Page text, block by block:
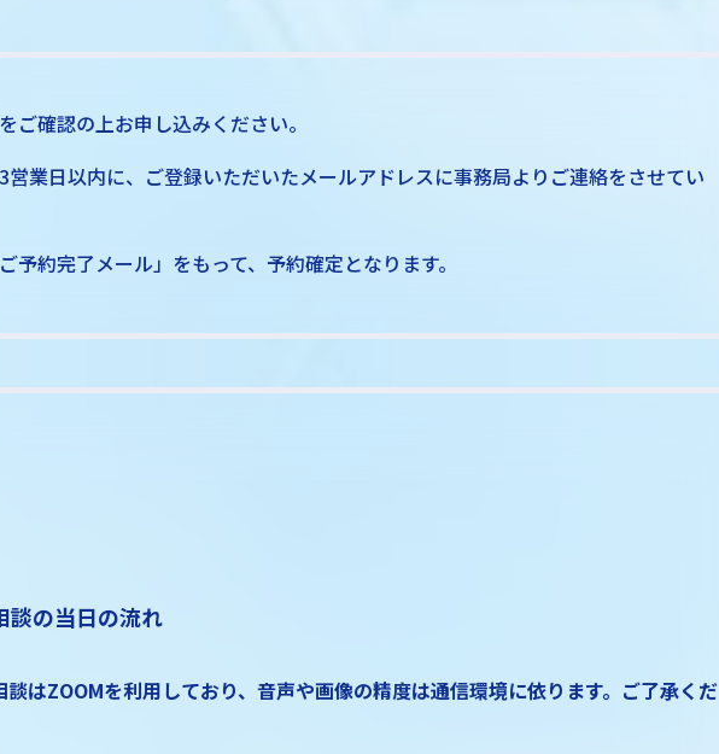
ご確認の上お申し込みください。
営業日以内に、ご登録いただいたメールアドレスに事務局よりご連絡をさせてい
予約完了メール」をもって、予約確定となります。
談の当日の流れ
談はZOOMを利用しており、音声や画像の精度は通信環境に依ります。ご了承くだ